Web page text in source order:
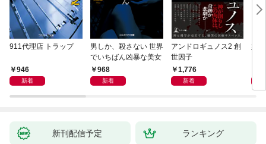
911代理店 トラップ
946
新着
男しか、殺さない 世界
でいちばん凶暴な美女
968
新着
アンドロギュノス2 創
世因子
1,776
新着
姐
新刊配信予定 ランキング